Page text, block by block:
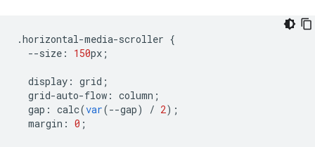
.horizontal-media-scroller {
--size : 150px ;
display : grid ;
grid-auto-flow : column ;
gap : calc(var(--gap) / 2);
margin : 0 ;